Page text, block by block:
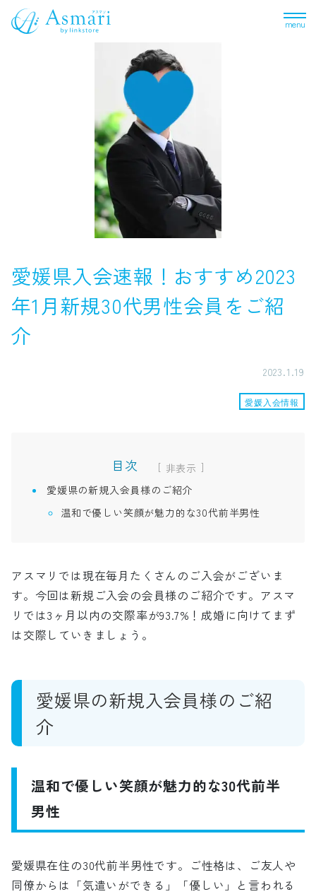
menu
愛媛県入会速報！おすすめ2023
年1月新規30代男性会員をご紹
介
2023.1.19
愛媛入会情報
目次 [
]
愛媛県の新規入会員様のご紹介
温和で優しい笑顔が魅力的な30代前半男性
アスマリでは現在毎月たくさんのご入会がございま
す。今回は新規ご入会の会員様のご紹介です。アスマ
リでは3ヶ月以内の交際率が93.7%！成婚に向けてまず
は交際していきましょう。
愛媛県の新規入会員様のご紹
介
温和で優しい笑顔が魅力的な30代前半
男性
愛媛県在住の30代前半男性です。ご性格は、ご友人や
同僚からは「気遣いができる」「優しい」と言われる